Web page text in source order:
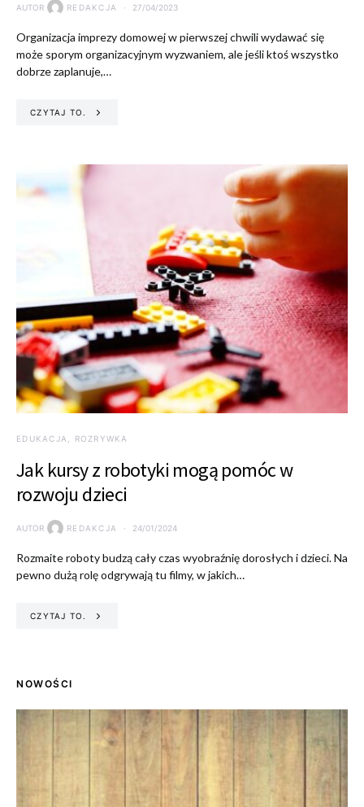
AUTOR REDAKCJA 27/04/2023
Organizacja imprezy domowej w pierwszej chwili wydawać się
może sporym organizacyjnym wyzwaniem, ale jeśli ktoś wszystko
dobrze zaplanuje,…
CZYTAJ TO.
EDUKACJA, ROZRYWKA
Jak kursy z robotyki mogą pomóc w
rozwoju dzieci
AUTOR REDAKCJA 24/01/2024
Rozmaite roboty budzą cały czas wyobraźnię dorosłych i dzieci. Na
pewno dużą rolę odgrywają tu filmy, w jakich…
CZYTAJ TO.
NOWOŚCI